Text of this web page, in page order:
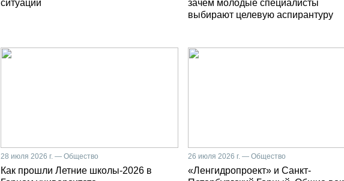
ситуации
зачем молодые специалисты
выбирают целевую аспирантуру
28 июля 2026 г. — Общество
Как прошли Летние школы-2026 в
26 июля 2026 г. — Общество
«Ленгидропроект» и Санкт-